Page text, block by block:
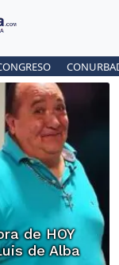
de HOY
de Alba